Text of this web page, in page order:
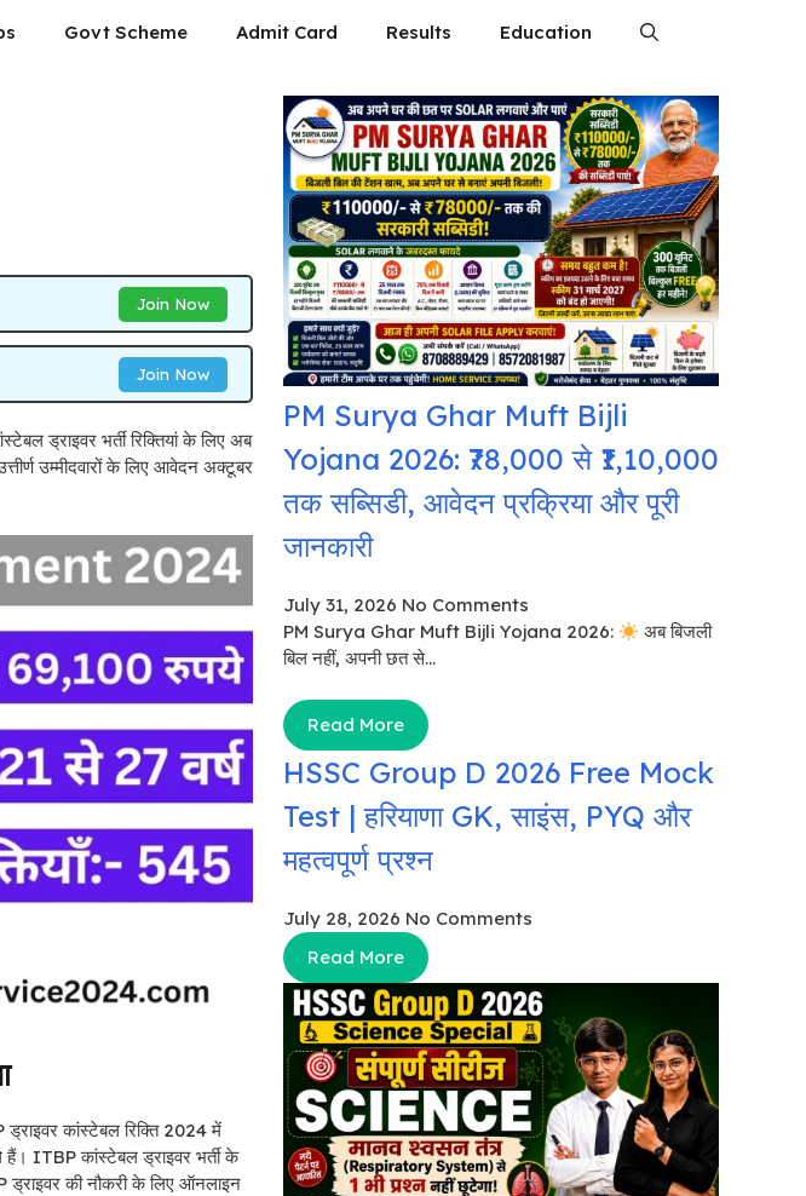
Govt Scheme Admit Card Results Education
Join Now
Join Now
ड्राइवर भर्ती रिक्तियां के लिए अब
उम्मीदवारों के लिए आवेदन अक्टूबर
कांस्टेबल रिक्ति 2024 में
ITBP कांस्टेबल ड्राइवर भर्ती के
ड्राइवर की नौकरी के लिए ऑनलाइन
PM Surya Ghar Muft Bijli
Yojana 2026: ₹78,000 से ₹1,10,000
तक सब्सिडी, आवेदन प्रक्रिया और पूरी
जानकारी
July 31, 2026 No Comments
PM Surya Ghar Muft Bijli Yojana 2026:
अब बिजली
बिल नहीं, अपनी छत से...
Read More
HSSC Group D 2026 Free Mock
Test | हरियाणा GK, साइंस, PYQ और
महत्वपूर्ण प्रश्न
July 28, 2026 No Comments
Read More